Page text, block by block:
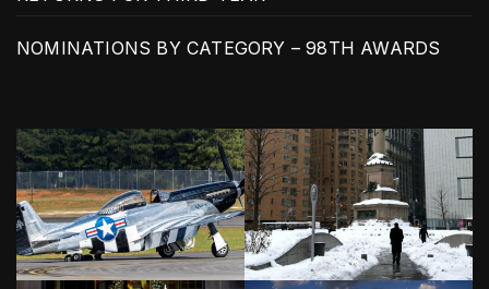
NOMINATIONS BY CATEGORY – 98TH AWARDS